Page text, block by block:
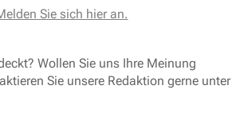
Sie sich hier an.
Wollen Sie uns Ihre Meinung
Sie unsere Redaktion gerne unter